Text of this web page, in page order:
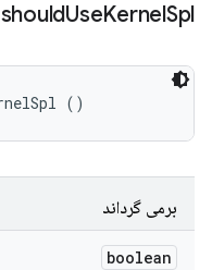
shouldUseKernelSpl
()
برمی گرداند
boolean